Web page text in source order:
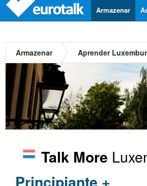
Armazenar
Armazenar Aprender
Talk More
Principiante +